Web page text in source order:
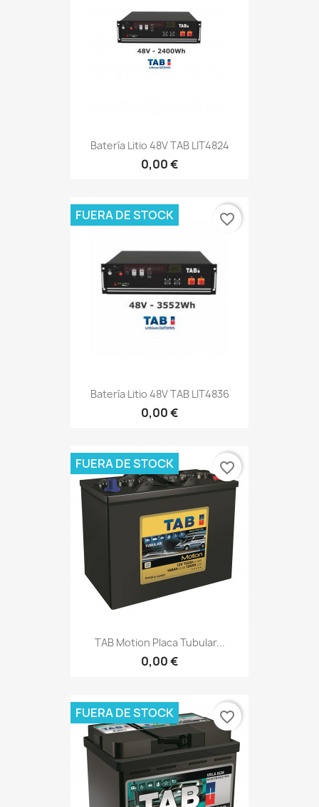
Batería Litio 48V TAB LIT4824
0,00 €
Batería Litio 48V TAB LIT4836
0,00 €
FUERA DE STOCK favorite_border
TAB Motion Placa Tubular...
0,00 €
FUERA DE STOCK favorite_border
FUERA DE STOCK favorite_border